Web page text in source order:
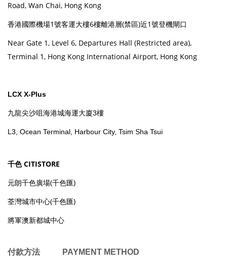
Road, Wan Chai, Hong Kong
香港國際機場1號客運大樓6樓離港層(禁區)近1號登機閘口
Near Gate 1, Level 6, Departures Hall (Restricted area),
Terminal 1, Hong Kong International Airport, Hong Kong
LCX X-Plus
九龍尖沙咀海港城海運大廈3樓
L3, Ocean Terminal, Harbour City, Tsim Sha Tsui
千色 CITISTORE
元朗千色廣場(千色匯)
荃灣城市中心(千色匯)
將軍澳新都城中心
付款方法 PAYMENT METHOD